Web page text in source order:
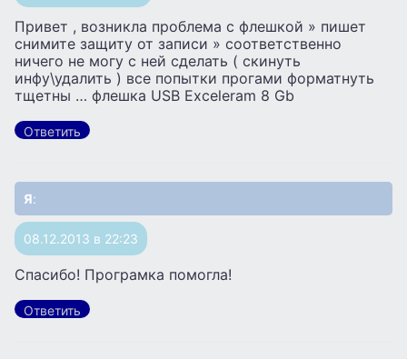
Привет , возникла проблема с флешкой » пишет
снимите защиту от записи » соответственно
ничего не могу с ней сделать ( скинуть
инфу\удалить ) все попытки прогами форматнуть
тщетны … флешка USB Exceleram 8 Gb
Ответить
Я:
08.12.2013 в 22:23
Спасибо! Програмка помогла!
Ответить